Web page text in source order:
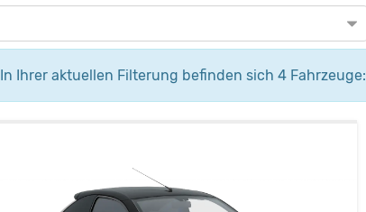
In Ihrer aktuellen Filterung befinden sich 4Fahrzeuge: